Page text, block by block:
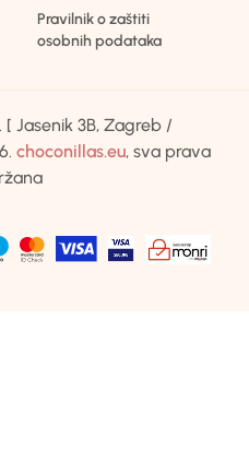
Pravilnik o zaštiti
osobnih podataka
Jasenik 3B, Zagreb /
choconillas.eu, sva prava